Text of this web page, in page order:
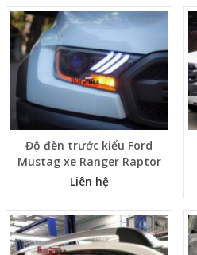
Độ đèn trước kiểu Ford
Mustag xe Ranger Raptor
Liên hệ